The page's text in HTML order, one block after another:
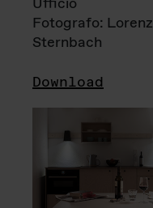
Fotografo: Lorenz
Sternbach
Download